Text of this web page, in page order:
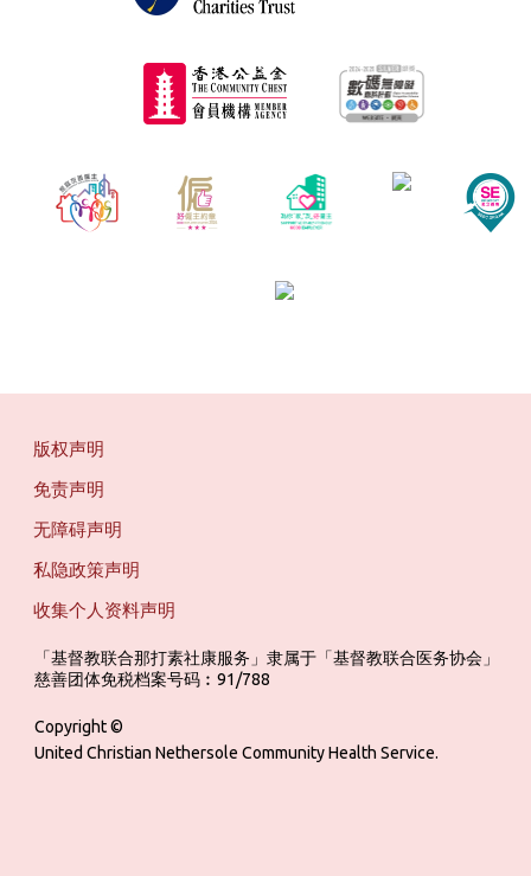
版权声明
免责声明
无障碍声明
私隐政策声明
收集个人资料声明
「基督教联合那打素社康服务」隶属于「基督教联合医务协会」
慈善团体免税档案号码︰91/788
Copyright ©
United Christian Nethersole Community Health Service.